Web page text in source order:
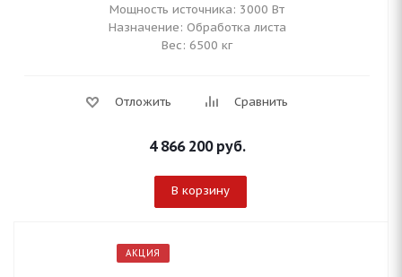
Мощность источника: 3000 Вт
Назначение: Обработка листа
Вес: 6500 кг
Отложить Сравнить
4 866 200руб.
В корзину
АКЦИЯ